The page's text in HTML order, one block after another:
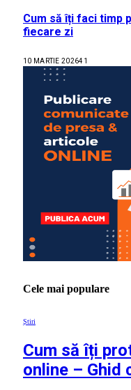
Cum să îți faci timp
fiecare zi
10 MARTIE 202641
Cele mai populare
Știri
Cum să îți
online – Ghid